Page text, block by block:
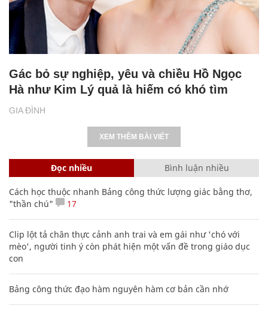
GIA ĐÌNH
Gác bỏ sự nghiệp, yêu và chiều Hồ Ngọc
Hà như Kim Lý quả là hiếm có khó tìm
XEM THÊM BÀI VIẾT
Đọc nhiều Bình luận nhiều
Cách học thuộc nhanh Bảng công thức lượng giác bằng thơ,
"thần chú"
17
Clip lột tả chân thực cảnh anh trai và em gái như 'chó với
mèo', người tinh ý còn phát hiện một vấn đề trong giáo dục
con
Bảng công thức đạo hàm nguyên hàm cơ bản cần nhớ